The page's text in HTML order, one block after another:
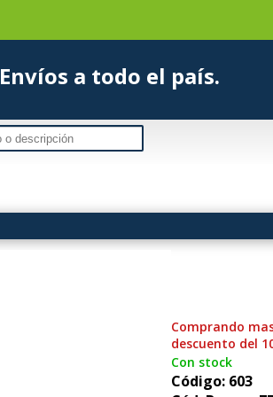
Envíos a todo
Comprando
descuento del
Con stock
Código: 603